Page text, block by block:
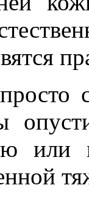
просто
или